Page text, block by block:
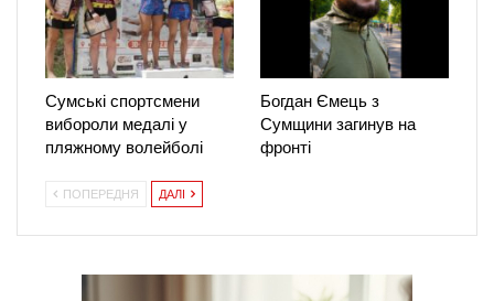
Сумські спортсмени
вибороли медалі у
пляжному волейболі
Богдан Ємець з
Сумщини загинув на
фронті
ПОПЕРЕДНЯ ДАЛІ